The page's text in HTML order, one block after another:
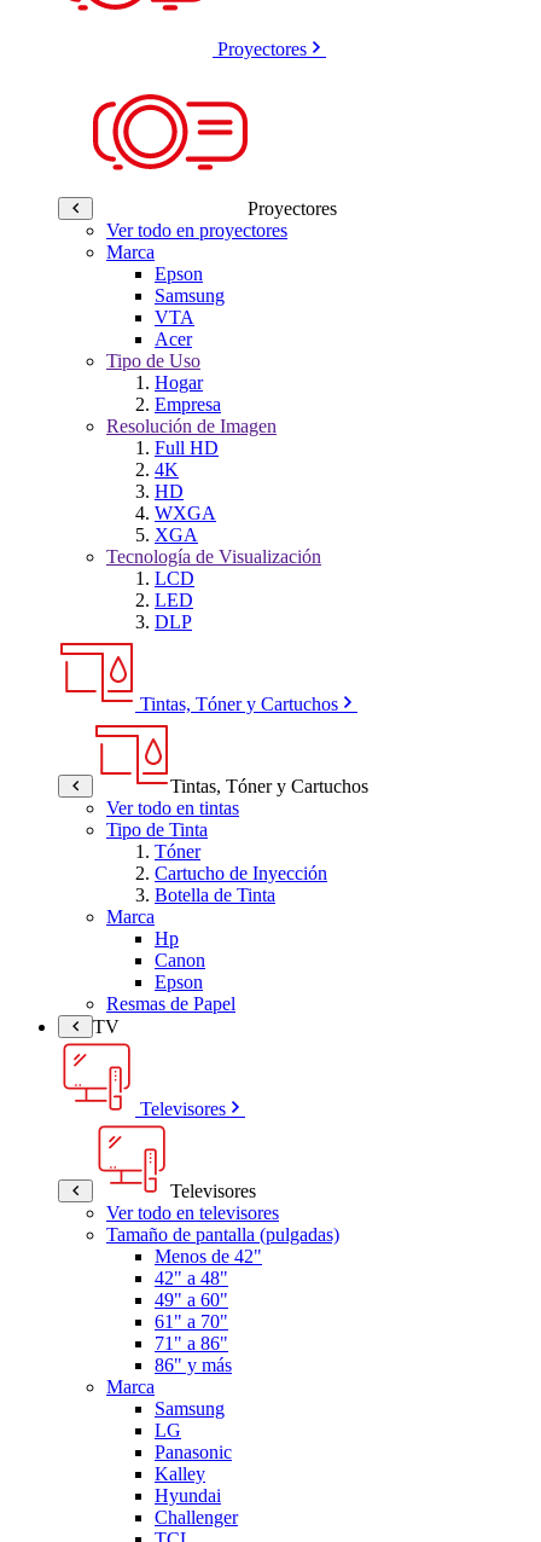
Proyectores
Proyectores
Ver todo en proyectores
Marca
Epson
Samsung
VTA
Acer
Tipo de Uso
Hogar
Empresa
Resolución de Imagen
Full HD
4K
HD
WXGA
XGA
Tecnología de Visualización
LCD
LED
DLP
Tintas, Tóner y Cartuchos
Tintas, Tóner y Cartuchos
Ver todo en tintas
Tipo de Tinta
Tóner
Cartucho de Inyección
Botella de Tinta
Marca
Hp
Canon
Epson
Resmas de Papel
TV
Televisores
Televisores
Ver todo en televisores
Tamaño de pantalla (pulgadas)
Menos de 42"
42" a 48"
49" a 60"
61" a 70"
71" a 86"
86" y más
Marca
Samsung
LG
Panasonic
Kalley
Hyundai
Challenger